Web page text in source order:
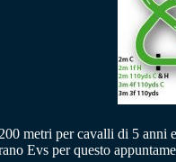
metri per cavalli di 5 anni
Evs per questo